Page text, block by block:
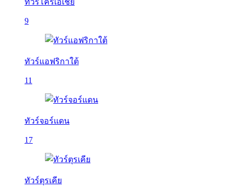
ทัวร์โครเอเชีย
9
ทัวร์แอฟริกาใต้
11
ทัวร์จอร์แดน
17
ทัวร์ตุรเคีย